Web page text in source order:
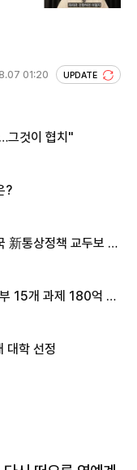
01:20 UPDATE
그것이 협치"
?
新통상정책 교두보 활
15개 과제 180억 지
대학 선정